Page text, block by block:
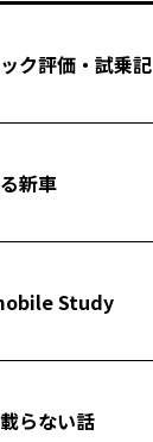
ク評価・試乗記
新車
Study
らない話